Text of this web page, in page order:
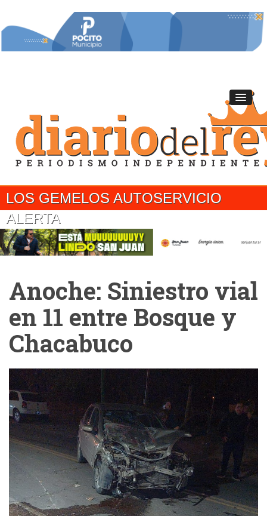
LOS GEMELOS AUTOSERVICIO
ALERTA
Anoche: Siniestro vial
en 11 entre Bosque y
Chacabuco